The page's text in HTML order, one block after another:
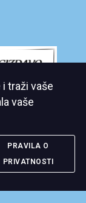
traži vaše
vaše
PRAVILA O
PRIVATNOSTI